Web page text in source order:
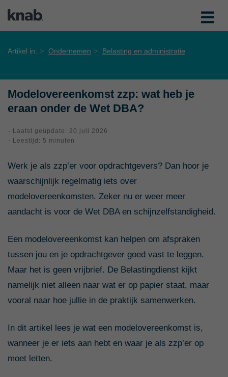
Artikel in: Ondernemen Belasting en administratie
Modelovereenkomst zzp: wat heb je
eraan onder de Wet DBA?
- Laatst geüpdate: 20 juli 2026
- Leestijd: 5 minuten
Werk je als zzp’er voor opdrachtgevers? Dan hoor je
waarschijnlijk regelmatig iets over
modelovereenkomsten. Zeker nu er weer meer
aandacht is voor de Wet DBA en schijnzelfstandigheid.
Een modelovereenkomst kan helpen om afspraken
tussen jou en je opdrachtgever goed vast te leggen.
Maar het is geen vrijbrief. De Belastingdienst kijkt
namelijk niet alleen naar wat er op papier staat, maar
vooral naar hoe jullie in de praktijk samenwerken.
In dit artikel lees je wat een modelovereenkomst is,
wanneer je er iets aan hebt en waar je als zzp’er op
moet letten.